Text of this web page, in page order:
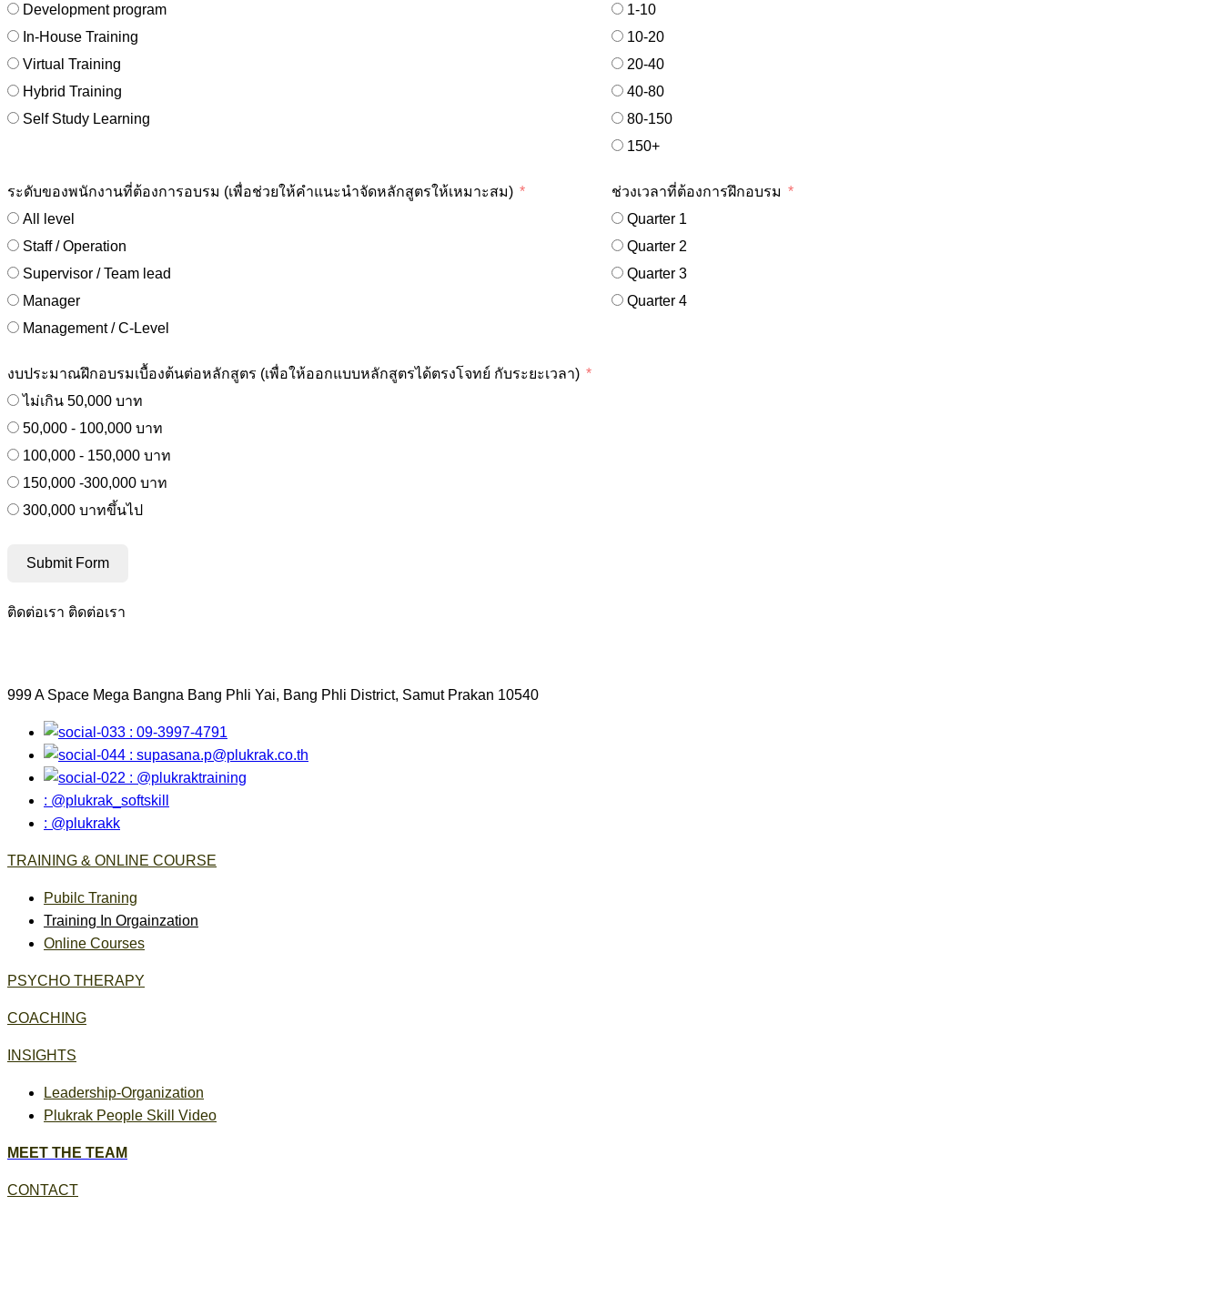
Development program
In-House Training
Virtual Training
Hybrid Training
Self Study Learning
1-10
10-20
20-40
40-80
80-150
150+
ระดับของพนักงานที่ต้องการอบรม (เพื่อช่วยให้คำแนะนำจัดหลักสูตรให้เหมาะสม)
All level
Staff / Operation
Supervisor / Team lead
Manager
Management / C-Level
ช่วงเวลาที่ต้องการฝึกอบรม
Quarter 1
Quarter 2
Quarter 3
Quarter 4
งบประมาณฝึกอบรมเบื้องต้นต่อหลักสูตร (เพื่อให้ออกแบบหลักสูตรได้ตรงโจทย์ กับระยะเวลา)
ไม่เกิน 50,000 บาท
50,000 - 100,000 บาท
100,000 - 150,000 บาท
150,000 -300,000 บาท
300,000 บาทขึ้นไป
Submit Form
ติดต่อเรา ติดต่อเรา
999 A Space Mega Bangna Bang Phli Yai, Bang Phli District, Samut Prakan 10540
: 09-3997-4791
: supasana.p@plukrak.co.th
: @plukraktraining
: @plukrak_softskill
: @plukrakk
TRAINING & ONLINE COURSE
Pubilc Traning
Training In Orgainzation
Online Courses
PSYCHO THERAPY
COACHING
INSIGHTS
Leadership-Organization
Plukrak People Skill Video
MEET THE TEAM
CONTACT